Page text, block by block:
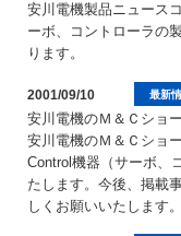
安川電機製品ニュース
ーボ、コントローラの
ります。
最新
2001/09/10
安川電機のＭ＆Ｃショ
安川電機のＭ＆Ｃショ
Control機器（サーボ、
たします。今後、掲載
しくお願いいたします。